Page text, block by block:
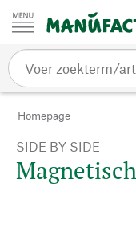
Passer au contenu
Homepage
SIDE BY SIDE